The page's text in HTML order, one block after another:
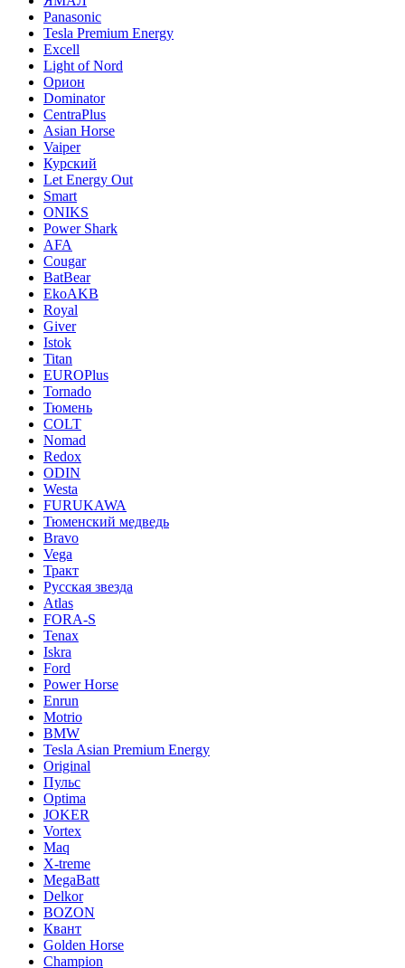
Panasonic
Tesla Premium Energy
Excell
Light of Nord
Орион
Dominator
CentraPlus
Asian Horse
Vaiper
Курский
Let Energy Out
Smart
ONIKS
Power Shark
AFA
Cougar
BatBear
EkoAKB
Royal
Giver
Istok
Titan
EUROPlus
Tornado
Тюмень
COLT
Nomad
Redox
ODIN
Westa
FURUKAWA
Тюменский медведь
Bravo
Vega
Тракт
Русская звезда
Atlas
FORA-S
Tenax
Iskra
Ford
Power Horse
Enrun
Motrio
BMW
Tesla Asian Premium Energy
Original
Пульс
Optima
JOKER
Vortex
Maq
X-treme
MegaBatt
Delkor
BOZON
Квант
Golden Horse
Champion